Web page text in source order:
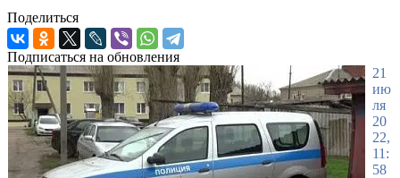
Поделиться
Подписаться на обновления
21
ию
ля
20
22,
11:
58